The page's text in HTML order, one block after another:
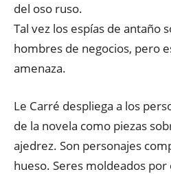
del oso ruso.
Tal vez los espías de antaño
hombres de negocios, pero
amenaza.
Le Carré despliega a los
de la novela como piezas
ajedrez. Son personajes
hueso. Seres moldeados